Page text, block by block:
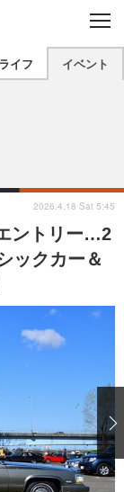
C
O
S
E
を地域から探す
合修理＆粗悪修理
洗車
ティング
防錆
イフ イベント
ントリー…2
ックカー＆
2026.4.18 Sat 5:45